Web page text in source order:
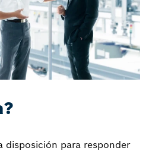
disposición para responder